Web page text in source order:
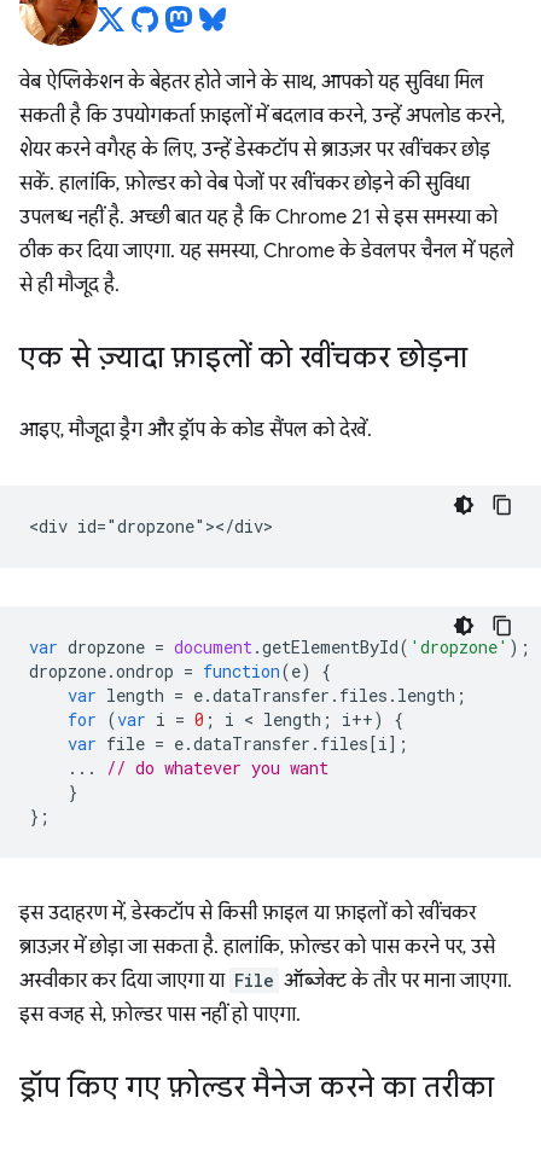
वेब ऐप्लिकेशन के बेहतर होते जाने के साथ, आपको यह सुविधा मिल
सकती है कि उपयोगकर्ता फ़ाइलों में बदलाव करने, उन्हें अपलोड करने,
शेयर करने वगैरह के लिए, उन्हें डेस्कटॉप से ब्राउज़र पर खींचकर छोड़
सकें. हालांकि, फ़ोल्डर को वेब पेजों पर खींचकर छोड़ने की सुविधा
उपलब्ध नहीं है. अच्छी बात यह है कि Chrome 21 से इस समस्या को
ठीक कर दिया जाएगा. यह समस्या, Chrome के डेवलपर चैनल में पहले
से ही मौजूद है.
एक से ज़्यादा फ़ाइलों को खींचकर छोड़ना
आइए, मौजूदा ड्रैग और ड्रॉप के कोड सैंपल को देखें.
var dropzone = document.getElementById( 'dropzone' );
dropzone.ondrop = function(e)
{
var length = e.dataTransfer . files . length ;
for (var i = 0 ; i < length ; i++)
{
var file = e.dataTransfer . files[i];
...
// do whatever you want
}
};
इस उदाहरण में, डेस्कटॉप से किसी फ़ाइल या फ़ाइलों को खींचकर
ब्राउज़र में छोड़ा जा सकता है. हालांकि, फ़ोल्डर को पास करने पर, उसे
अस्वीकार कर दिया जाएगा या File ऑब्जेक्ट के तौर पर माना जाएगा.
इस वजह से, फ़ोल्डर पास नहीं हो पाएगा.
ड्रॉप किए गए फ़ोल्डर मैनेज करने का तरीका